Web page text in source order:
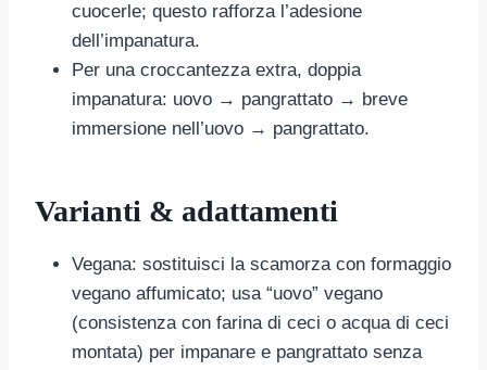
cuocerle; questo rafforza l’adesione
dell’impanatura.
Per una croccantezza extra, doppia
impanatura: uovo → pangrattato → breve
immersione nell’uovo → pangrattato.
Varianti & adattamenti
Vegana: sostituisci la scamorza con formaggio
vegano affumicato; usa “uovo” vegano
(consistenza con farina di ceci o acqua di ceci
montata) per impanare e pangrattato senza